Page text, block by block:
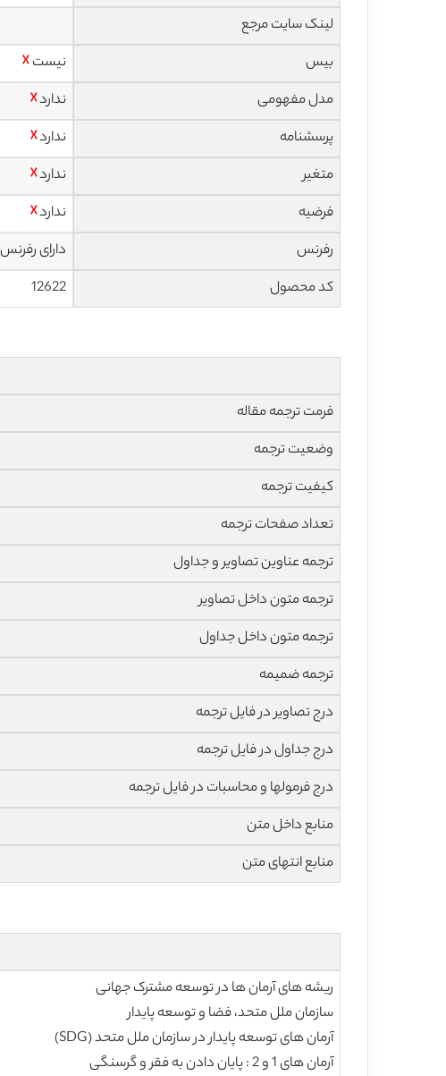
لینک سایت مرجع
بیس
نیست☓
مدل مفهومی
ندارد☓
پرسشنامه
ندارد☓
متغیر
ندارد☓
فرضیه
ندارد☓
رفرنس
دارای
کد محصول
12622
فرمت ترجمه مقاله
وضعیت ترجمه
کیفیت ترجمه
تعداد صفحات ترجمه
ترجمه عناوین تصاویر و جداول
ترجمه متون داخل تصاویر
ترجمه متون داخل جداول
ترجمه ضمیمه
درج تصاویر در فایل ترجمه
درج جداول در فایل ترجمه
درج فرمولها و محاسبات در فایل ترجمه
منابع داخل متن
منابع انتهای متن
ریشه های آرمان ها در توسعه مشترک جهانی
سازمان ملل متحد، فضا و توسعه پایدار
آرمان های توسعه پایدار در سازمان ملل متحد (SDG)
آرمان های 1 و 2 : پایان دادن به فقر و گرسنگی